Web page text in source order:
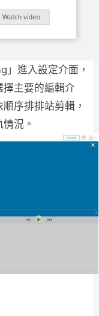
進入設定介面，
擇主要的編輯介
序排排站剪輯，
況。